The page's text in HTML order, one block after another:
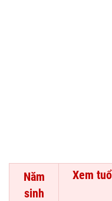
Năm
sinh
Xem